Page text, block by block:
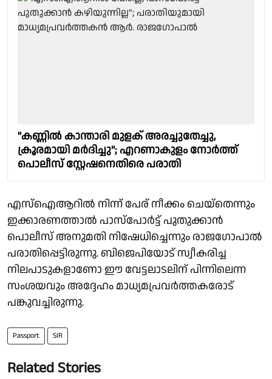
"കണ്ണിൽ കാന്താരി മുളക് അരച്ചുതേച്ചു,
ക്രൂരമായി മർദിച്ചു"; എറണാകുളം നോർത്ത്
പൊലീസ് സ്റ്റേഷനെതിരെ പരാതി
എസ്‌ഐആറില്‍ നിന്ന് പേര് നീക്കം ചെയ്തെന്നും
ഇക്കാരണത്താല്‍ പാസ്‌പോർട്ട് പുതുക്കാന്‍
പൊലീസ് അനുമതി നിഷേധിച്ചെന്നും രാജഗോപാൽ
പരാതിപ്പെട്ടിരുന്നു. ബിജെപിയോട് സ്വീകരിച്ച
നിലപാടുകളാണോ ഈ വേട്ടലാടലിന് പിന്നിലെന്ന
സംശയവും അദ്ദേഹം മാധ്യമപ്രവർത്തകരോട്
പങ്കുവച്ചിരുന്നു.
Passport SIR
Related Stories